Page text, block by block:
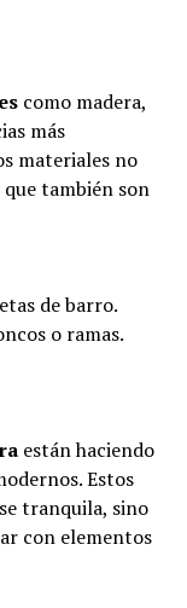
como madera,
más
materiales no
también son
de barro.
o ramas.
están haciendo
Estos
tranquila, sino
con elementos